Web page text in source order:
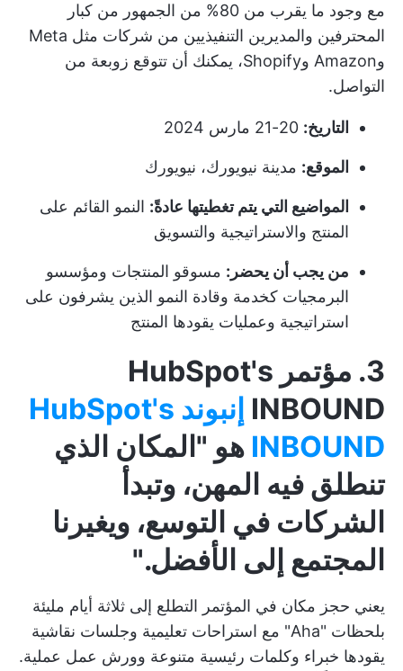
مع وجود ما يقرب من 80% من الجمهور من كبار
المحترفين والمديرين التنفيذيين من شركات مثل Meta
وAmazon وShopify، يمكنك أن تتوقع زوبعة من
التواصل.
التاريخ:
الموقع: مدينة نيويورك، نيويورك
المواضيع التي يتم تغطيتها عادةً: النمو القائم على
المنتج والاستراتيجية والتسويق
من يجب أن يحضر: مسوقو المنتجات ومؤسسو
البرمجيات كخدمة وقادة النمو الذين يشرفون على
استراتيجية وعمليات يقودها المنتج
3. مؤتمر HubSpot's
INBOUND
إنبوند HubSpot's
INBOUND هو "المكان الذي
تنطلق فيه المهن، وتبدأ
الشركات في التوسع، ويغيرنا
المجتمع إلى الأفضل."
يعني حجز مكان في المؤتمر التطلع إلى ثلاثة أيام مليئة
بلحظات "Aha" مع استراحات تعليمية وجلسات نقاشية
يقودها خبراء وكلمات رئيسية متنوعة وورش عمل عملية.